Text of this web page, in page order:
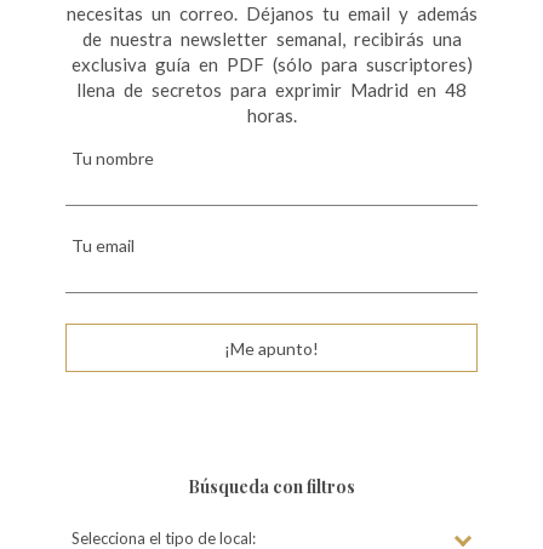
necesitas un correo. Déjanos tu email y además
de nuestra newsletter semanal, recibirás una
exclusiva guía en PDF (sólo para suscriptores)
llena de secretos para exprimir Madrid en 48
horas.
Tu nombre
Tu email
¡Me apunto!
Búsqueda con filtros
Selecciona el tipo de local: